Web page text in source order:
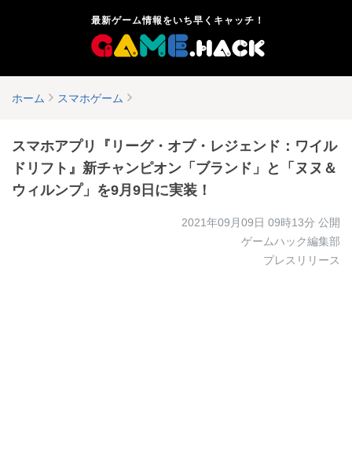
最新ゲーム情報をいち早くキャッチ！
ホーム スマホゲーム
スマホアプリ『リーグ・オブ・レジェンド：ワイル
ドリフト』新チャンピオン「ブランド」と「ヌヌ＆
ウィルンプ」を9月9日に実装！
2021年09月09日 09時13分 公開
ゲームハック編集部
プレスリリース